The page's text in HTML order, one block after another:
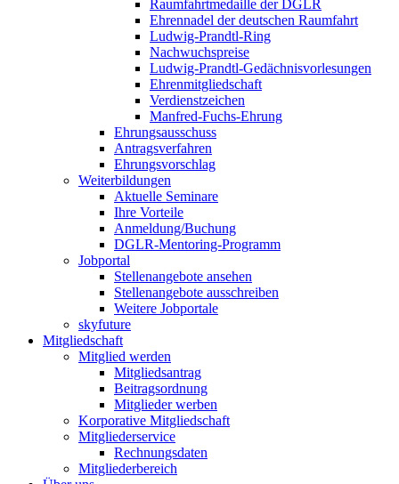
Raumfahrtmedaille der DGLR
Ehrennadel der deutschen Raumfahrt
Ludwig-Prandtl-Ring
Nachwuchspreise
Ludwig-Prandtl-Gedächnisvorlesungen
Ehrenmitgliedschaft
Verdienstzeichen
Manfred-Fuchs-Ehrung
Ehrungsausschuss
Antragsverfahren
Ehrungsvorschlag
Weiterbildungen
Aktuelle Seminare
Ihre Vorteile
Anmeldung/Buchung
DGLR-Mentoring-Programm
Jobportal
Stellenangebote ansehen
Stellenangebote ausschreiben
Weitere Jobportale
skyfuture
Mitgliedschaft
Mitglied werden
Mitgliedsantrag
Beitragsordnung
Mitglieder werben
Korporative Mitgliedschaft
Mitgliederservice
Rechnungsdaten
Mitgliederbereich